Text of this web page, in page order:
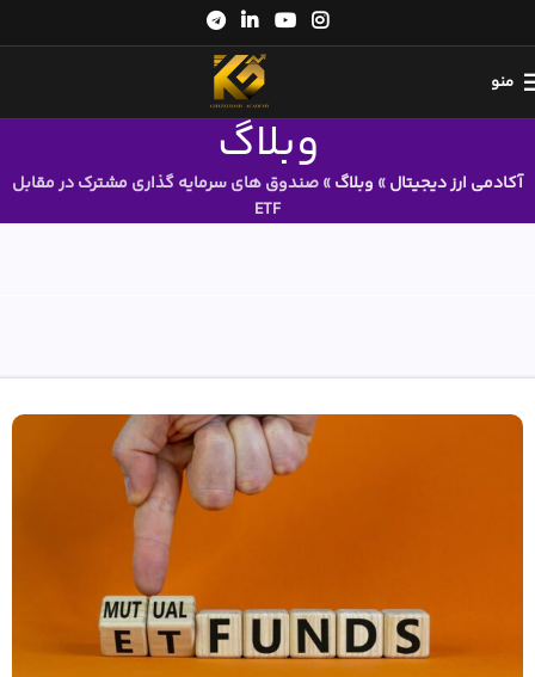
منو
وبلاگ
آکادمی ارز دیجیتال» وبلاگ»صندوق های سرمایه گذاری مشترک در مقابل
ETF